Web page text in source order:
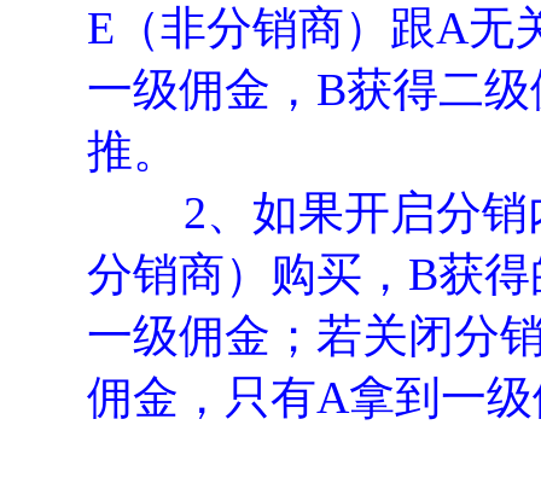
E（非分销商）跟A无
一级佣金，B获得二
推。
2、如果开启分销
分销商）购买，B获
一级佣金；若关闭分
佣金，只有A拿到一